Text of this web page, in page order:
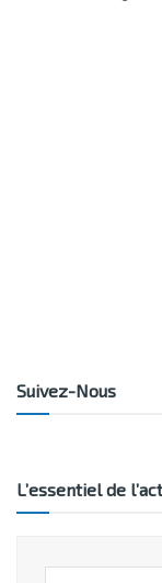
Suivez-Nous
L’essentiel de